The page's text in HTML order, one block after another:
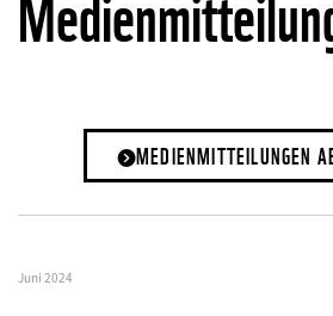
MEDIENMITTEILUNGEN
Juni 2024